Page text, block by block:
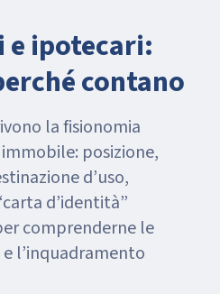
e ipotecari:
contano
la fisionomia
posizione,
d’uso,
d’identità”
comprenderne le
l’inquadramento